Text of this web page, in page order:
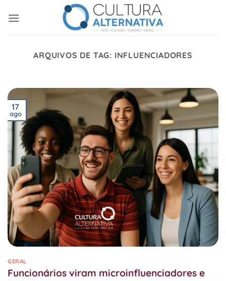
ARQUIVOS DE TAG: INFLUENCIADORES
17
ago
GERAL
Funcionários viram microinfluenciadores e